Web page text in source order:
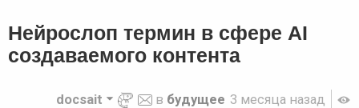
Нейрослоп термин в сфере AI
создаваемого контента
3 месяца назад
docsait в будущее